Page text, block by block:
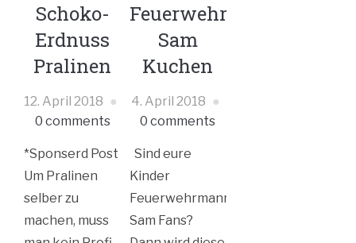
Schoko-
Erdnuss
Pralinen
12. April 2018
0 comments
*Sponserd Post
Um Pralinen
selber zu
machen, muss
Feuerwehrmann
Sam
Kuchen
4. April 2018
0 comments
Sind eure
Kinder
Feuerwehrmann
Sam Fans?